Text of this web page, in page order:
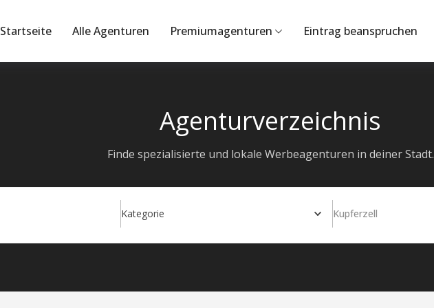
Startseite Alle Agenturen Premiumagenturen Eintrag beanspruchen
Agenturverzeichnis
Finde spezialisierte und lokale Werbeagenturen in deiner Stadt.
Kategorie Kupferzell